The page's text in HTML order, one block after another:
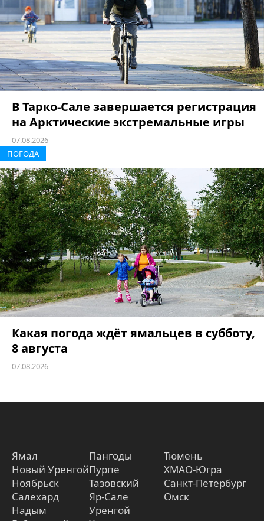
В Тарко-Сале завершается регистрация
на Арктические экстремальные игры
07.08.2026
ПОГОДА
Какая погода ждёт ямальцев в субботу,
8 августа
07.08.2026
Ямал
Новый Уренгой
Ноябрьск
Салехард
Надым
Пангоды
Пурпе
Тазовский
Яр-Сале
Уренгой
Тюмень
ХМАО-Югра
Санкт-Петербург
Омск